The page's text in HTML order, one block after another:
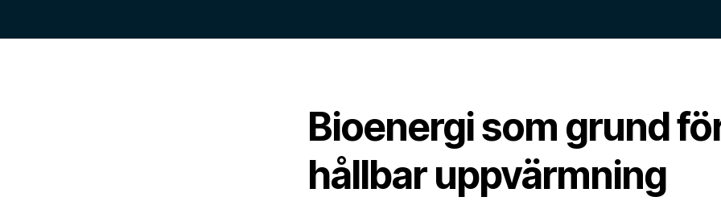
Bioenergi som grund
hållbar uppvärmning